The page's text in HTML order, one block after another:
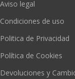
Aviso legal
Condiciones de uso
Politica de Privacidad
Política de Cookies
Devoluciones y